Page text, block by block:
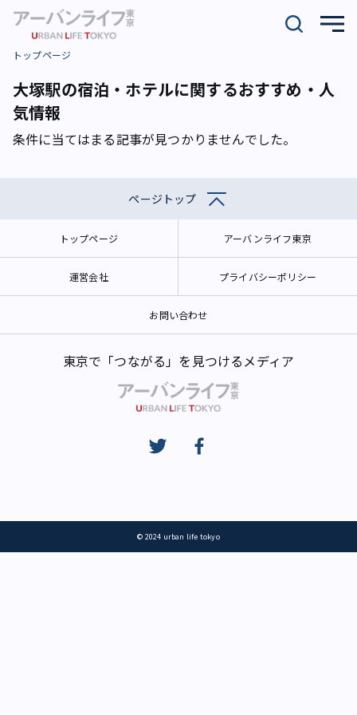
トップページ
大塚駅の宿泊・ホテルに関するおすすめ・人
気情報
条件に当てはまる記事が見つかりませんでした。
ページトップ
トップページ アーバンライフ東京
運営会社 プライバシーポリシー
お問い合わせ
東京で「つながる」を見つけるメディア
© 2024 urban life tokyo